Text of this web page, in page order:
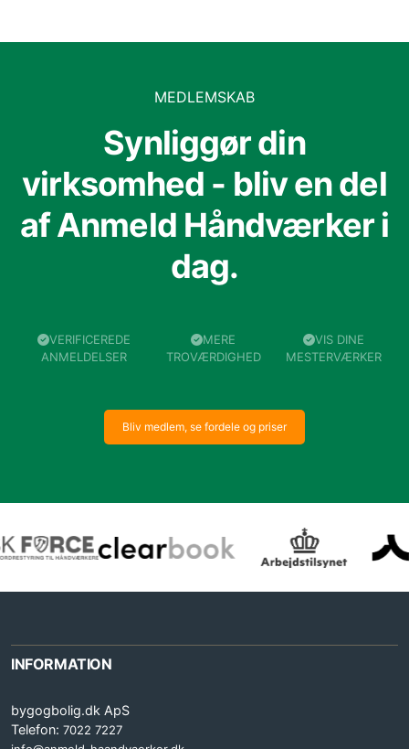
MEDLEMSKAB
Synliggør din
virksomhed - bliv en del
af Anmeld Håndværker i
dag.
VERIFICEREDE
ANMELDELSER
MERE
TROVÆRDIGHED
VIS DINE
MESTERVÆRKER
Bliv medlem, se fordele og priser
INFORMATION
bygogbolig.dk ApS
Telefon: 7022 7227